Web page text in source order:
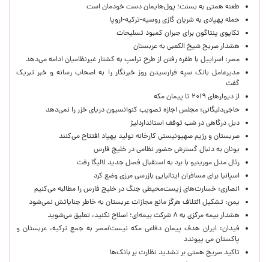
طعنه همتی به بسنت؛ پول‌هایمان دست خودمان است
حمله پهپادی به شریان گازی روسیه-ترکیه-اروپا
تکاپوی پنتاگون برای جبران کمبود تسلیحات
هشدار صریح شیخ الکعبی به عربستان
مصر: اسراییل با طفره رفتن از طرح ترامپ به کشتار غیرنظامیان ادامه می‌دهد
مدیرعامل بانک سپه فرارسیدن روز خبرنگار را به اصحاب رسانه و خبر تبریک
گفت
از دیوارهای ۲۰۱۹ تا پیمان مکه
حاجی‌دلیگانی: مجلس اجازه تصویب کنوانسیون دریای خزر را نمی‌دهد
دبل درگاهی در شب توقف استانداردلیژ
صربستان و رژیم صهیونیستی کارخانه تولید پهپاد افتتاح می‌کنند
یونان به دنبال گسترش حضور نظامی در خلیج فارس
رئال مدل مورینیو با برد به استقبال فصل جدید لالیگا رفت
اسپانیا برای مسافران ایتالیایی بازرسی مرزی وضع کرد
انصاری: خسارت‌های زیست‌محیطی جنگ در خلیج فارس را مطالبه‌ می‌کنیم
یمن: تشکیل ائتلاف هرگز مانع مجازات عربستان به خاطر جنایاتش نمی‌شود
هشدار بیمه مرکزی به ۸ شرکت بیمه‌ای؛ اصلاح نکنید، تعلیق می‌شوید
فیدان: ایران هدف پیمان دفاعی مکه نیست/مصر به جمع ترکیه، عربستان و
پاکستان می پیوندد
تاکید صریح همتی بر تشدید نظارت بر بانک‌ها